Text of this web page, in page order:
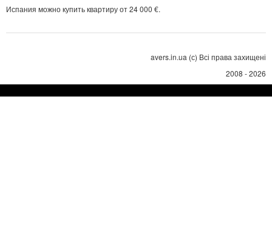
Испания можно купить квартиру от 24 000 €.
avers.in.ua (с) Всі права захищені
2008 - 2026